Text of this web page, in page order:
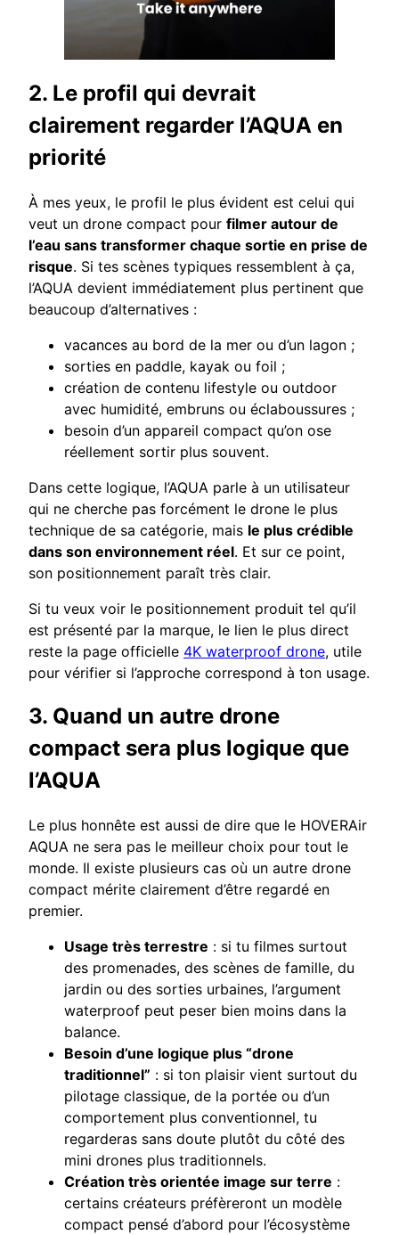
2. Le profil qui devrait
clairement regarder l’AQUA en
priorité
À mes yeux, le profil le plus évident est celui qui
veut un drone compact pour filmer autour de
l’eau sans transformer chaque sortie en prise de
risque. Si tes scènes typiques ressemblent à ça,
l’AQUA devient immédiatement plus pertinent que
beaucoup d’alternatives :
vacances au bord de la mer ou d’un lagon ;
sorties en paddle, kayak ou foil ;
création de contenu lifestyle ou outdoor
avec humidité, embruns ou éclaboussures ;
besoin d’un appareil compact qu’on ose
réellement sortir plus souvent.
Dans cette logique, l’AQUA parle à un utilisateur
qui ne cherche pas forcément le drone le plus
technique de sa catégorie, mais le plus crédible
dans son environnement réel. Et sur ce point,
son positionnement paraît très clair.
Si tu veux voir le positionnement produit tel qu’il
est présenté par la marque, le lien le plus direct
reste la page officielle 4K waterproof drone, utile
pour vérifier si l’approche correspond à ton usage.
3. Quand un autre drone
compact sera plus logique que
l’AQUA
Le plus honnête est aussi de dire que le HOVERAir
AQUA ne sera pas le meilleur choix pour tout le
monde. Il existe plusieurs cas où un autre drone
compact mérite clairement d’être regardé en
premier.
Usage très terrestre : si tu filmes surtout
des promenades, des scènes de famille, du
jardin ou des sorties urbaines, l’argument
waterproof peut peser bien moins dans la
balance.
Besoin d’une logique plus “drone
traditionnel” : si ton plaisir vient surtout du
pilotage classique, de la portée ou d’un
comportement plus conventionnel, tu
regarderas sans doute plutôt du côté des
mini drones plus traditionnels.
Création très orientée image sur terre :
certains créateurs préfèreront un modèle
compact pensé d’abord pour l’écosystème